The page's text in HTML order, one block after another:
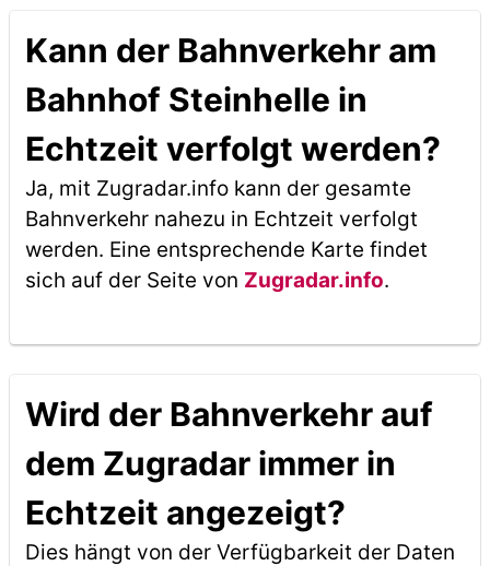
Kann der Bahnverkehr am
Bahnhof Steinhelle in
Echtzeit verfolgt werden?
Ja, mit Zugradar.info kann der gesamte
Bahnverkehr nahezu in Echtzeit verfolgt
werden. Eine entsprechende Karte findet
sich auf der Seite von Zugradar.info.
Wird der Bahnverkehr auf
dem Zugradar immer in
Echtzeit angezeigt?
Dies hängt von der Verfügbarkeit der Daten